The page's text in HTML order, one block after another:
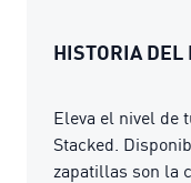
HISTORIA DEL
Eleva el nivel de
Stacked.
zapatillas son la